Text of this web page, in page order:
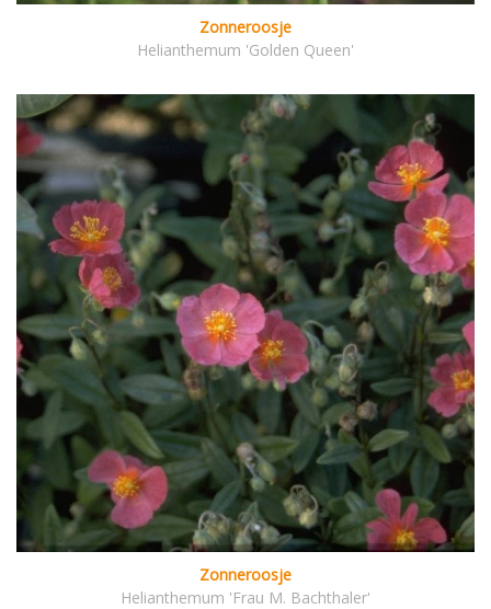
Zonneroosje
Helianthemum 'Golden Queen'
Zonneroosje
Helianthemum 'Frau M. Bachthaler'